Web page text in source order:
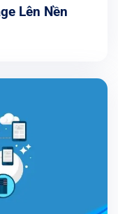
Lên Nền